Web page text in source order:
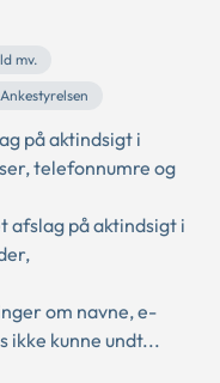
mv.
Ankestyrelsen
på aktindsigt i
telefonnumre og
afslag på aktindsigt i
om navne, e-
ikke kunne undt...